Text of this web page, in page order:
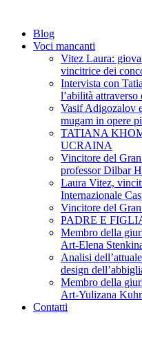
Blog
Voci mancanti
Vitez Laura:
vincitrice dei
Intervista con
l’abilità
Vasif Adigozalov
mugam in opere
TATIANA
UCRAINA
Vincitore del
professor Dilbar
Laura Vitez,
Internazionale
Vincitore del
PADRE E
Membro della
Art-Elena
Analisi
design
Membro della
Art-Yulizana
Contatti